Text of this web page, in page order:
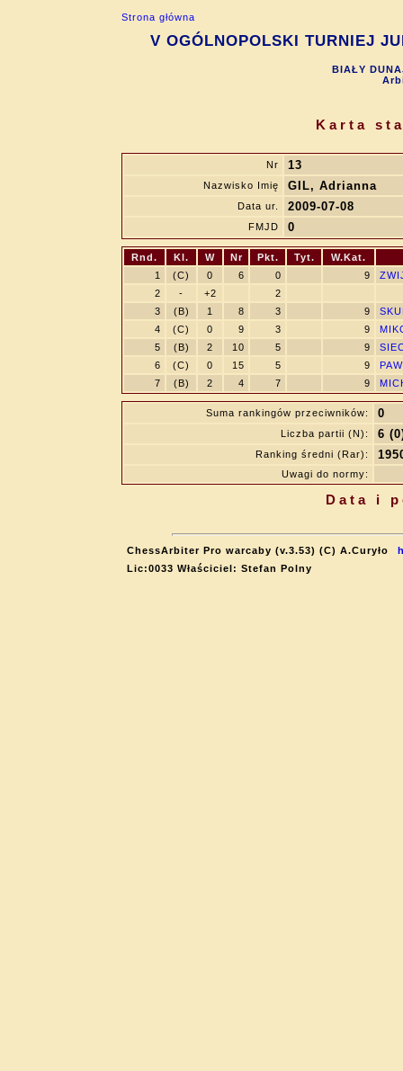
Strona główna
V OGÓLNOPOLSKI TURNIEJ
BIAŁY
Karta
Nr 13
Nazwisko Imię GIL, Adrianna
Data ur. 2009-07-08
FMJD 0
Rnd. Kl. W Nr Pkt. Tyt.
W.Kat.
1
(C) 0 6 0 9
2
- +2
2
3
(B) 1 8 3 9
4
(C) 0 9 3 9
5
(B) 2 10 5 9
6
(C) 0 15 5 9
7
(B) 2 4 7 9
Suma rankingów przeciwników: 0
Liczba partii (N): 6
Ranking średni (Rar):
Uwagi do normy:
Data i
ChessArbiter Pro warcaby (v.3.53) (C) A.Curyło
Lic:0033 Właściciel: Stefan Polny